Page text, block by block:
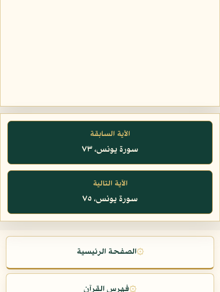
الآية السابقة
سورة يونس، ٧٣
الآية التالية
سورة يونس، ٧٥
۞الصفحة الرئيسية
۞فهرس القرآن